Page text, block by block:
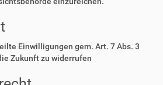
Einwilligungen gem. Art. 7 Abs. 3
Zukunft zu widerrufen